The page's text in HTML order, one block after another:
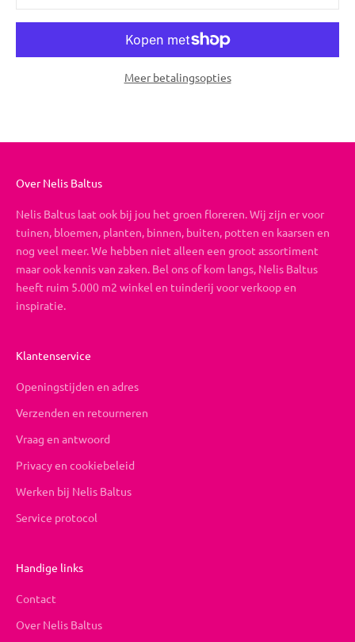
Meer betalingsopties
Over Nelis Baltus
Nelis Baltus laat ook bij jou het groen floreren. Wij zijn er voor
tuinen, bloemen, planten, binnen, buiten, potten en kaarsen en
nog veel meer. We hebben niet alleen een groot assortiment
maar ook kennis van zaken. Bel ons of kom langs, Nelis Baltus
heeft ruim 5.000 m2 winkel en tuinderij voor verkoop en
inspiratie.
Klantenservice
Openingstijden en adres
Verzenden en retourneren
Vraag en antwoord
Privacy en cookiebeleid
Werken bij Nelis Baltus
Service protocol
Handige links
Contact
Over Nelis Baltus